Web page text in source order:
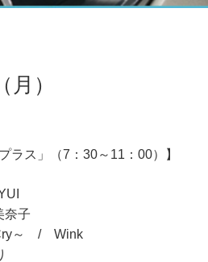
）
ラス」（7：30～11：00）】
子
Cry～ / Wink